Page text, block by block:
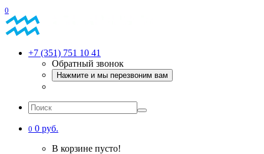
0
+7 (351) 751 10 41
Обратный звонок
Нажмите и мы перезвоним вам
0 0 руб.
В корзине пусто!